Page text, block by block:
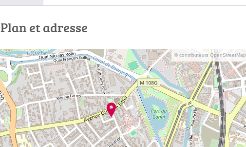
Plan et adresse
© contributeurs OpenStreetMap